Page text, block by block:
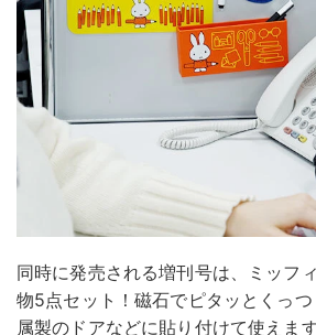
同時に発売される増刊号は、ミッフ
物5点セット！磁石でピタッとくっ
属製のドアなどに貼り付けて使えます